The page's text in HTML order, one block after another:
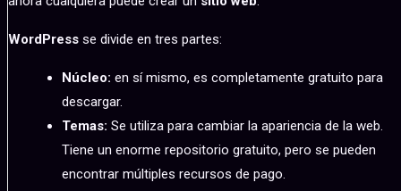
WordPress se divide en tres partes:
Núcleo: en sí mismo, es completamente gratuito para
descargar.
Temas: Se utiliza para cambiar la apariencia de la web.
Tiene un enorme repositorio gratuito, pero se pueden
encontrar múltiples recursos de pago.